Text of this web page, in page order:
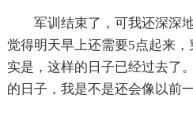
军训结束了，可我还深深
觉得明天早上还需要5点起来
实是，这样的日子已经过去了
的日子，我是不是还会像以前